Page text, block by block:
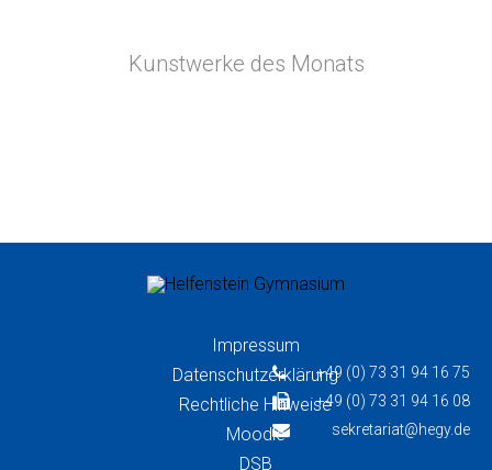
Kunstwerke des Monats
+49 (0) 73 31 94 16 75
+49 (0) 73 31 94 16 08
sekretariat@hegy.de
Impressum
Datenschutzerklärung
Rechtliche Hinweise
Moodle
DSB